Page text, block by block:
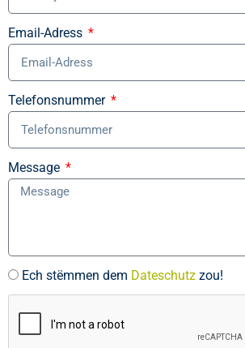
Email-Adress
Telefonsnummer
Message
Ech stëmmen dem Dateschutz zou!